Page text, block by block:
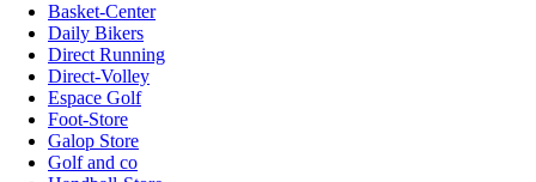
Basket-Center
Daily Bikers
Direct Running
Direct-Volley
Espace Golf
Foot-Store
Galop Store
Golf and co